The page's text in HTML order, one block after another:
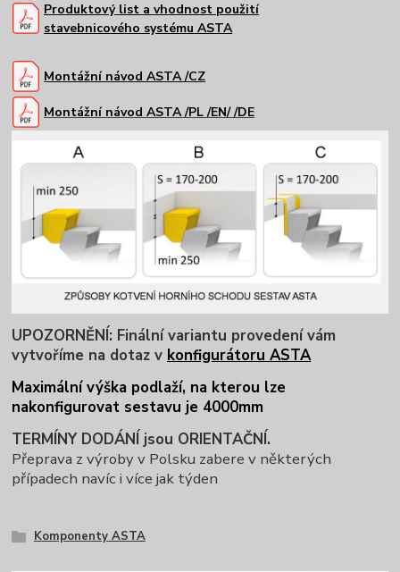
Produktový list a vhodnost použití
stavebnicového systému ASTA
Montážní návod ASTA /CZ
Montážní návod ASTA /PL /EN/ /DE
UPOZORNĚNÍ: Finální variantu provedení vám
vytvoříme na dotaz v konfigurátoru ASTA
Maximální výška podlaží, na kterou lze
nakonfigurovat sestavu je 4000mm
TERMÍNY DODÁNÍ jsou ORIENTAČNÍ.
Přeprava z výroby v Polsku zabere v některých
případech navíc i více jak týden
Komponenty ASTA